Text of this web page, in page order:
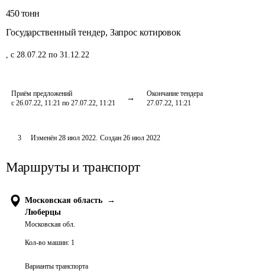
450 тонн
Государственный тендер, Запрос котировок
, с 28.07.22 по 31.12.22
Приём предложений
с 26.07.22, 11:21 по 27.07.22, 11:21
Окончание тендера
27.07.22, 11:21
3 Изменён 28 июл 2022. Создан 26 июл 2022
Маршруты и транспорт
Московская область
→
Люберцы
Московская обл.
Кол-во машин: 1
Варианты транспорта